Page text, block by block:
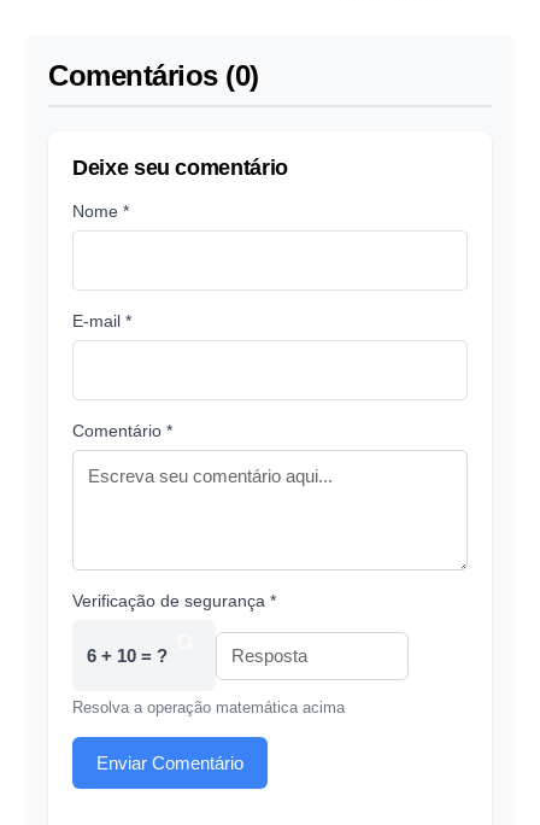
Comentários (0)
Deixe seu comentário
Nome *
E-mail *
Comentário *
Verificação de segurança *
6 + 10 = ?
Resolva a operação matemática acima
Enviar Comentário